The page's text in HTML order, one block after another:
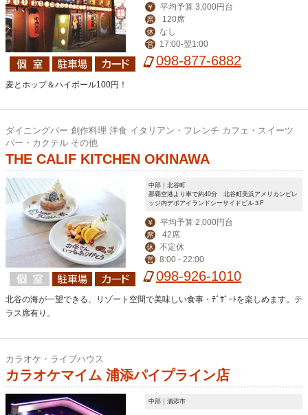
￥ 平均予算 3,000円台
席 120席
休 なし
営 17:00-翌1:00
098-877-6882
麦とホップ＆ハイボール100円！
ダイニングバー 創作料理 洋食 イタリアン・フレンチ カフェ・スイーツ
バー・カクテル その他
THE CALIF KITCHEN OKINAWA
中部｜北谷町
那覇空港より車で約40分 北谷町美浜アメリカンビレ
ッジ内デポアイランドシーサイドビル３F
￥ 平均予算 2,000円台
席 42席
休 不定休
営 8:00 - 22:00
098-926-1010
北谷の海が一望できる、リゾート空間で美味しい食事・ﾃﾞｻﾞｰﾄを楽しめます。テ
ラス席有り。
カラオケ・ライブハウス
カラオケマイム 浦添パイプライン店
中部｜浦添市